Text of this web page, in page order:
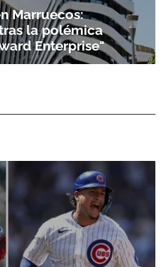
Marruecos:
la polémica
Enterprise"